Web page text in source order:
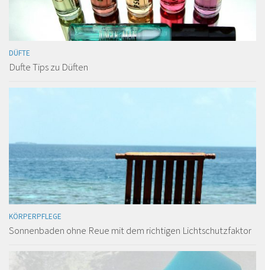
DÜFTE
Dufte Tips zu Düften
KÖRPERPFLEGE
Sonnenbaden ohne Reue mit dem richtigen Lichtschutzfaktor